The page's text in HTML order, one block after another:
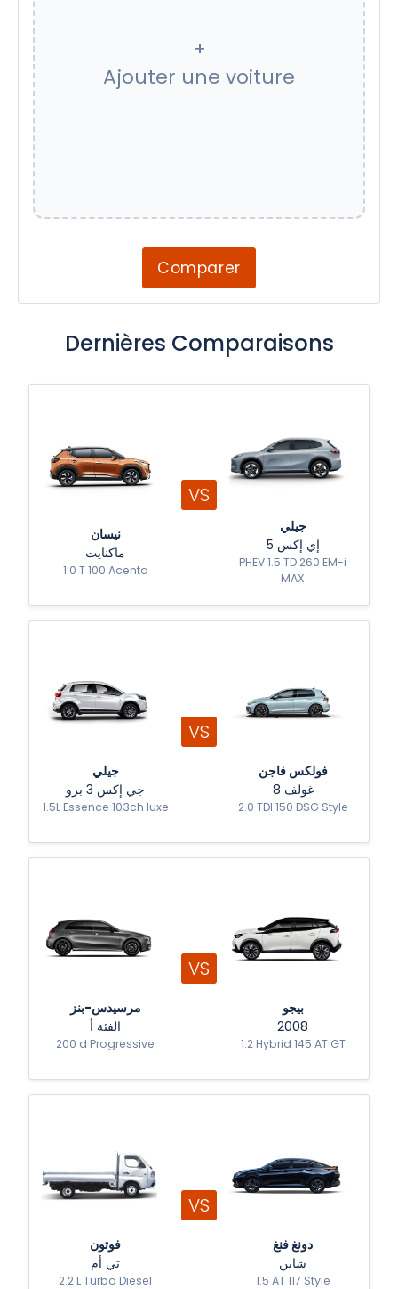
+
Ajouter une voiture
Comparer
Dernières Comparaisons
نيسان
ماكنايت
1.0 T 100 Acenta
VS
جيلي
إي إكس 5
PHEV 1.5 TD 260 EM-i
MAX
جيلي
جي إكس 3 برو
1.5L Essence 103ch luxe
VS
فولكس فاجن
غولف 8
2.0 TDI 150 DSG Style
مرسيدس-بنز
الفئة أ
200 d Progressive
VS
بيجو
2008
1.2 Hybrid 145 AT GT
فوتون
تي أم
2.2 L Turbo Diesel
VS
دونغ فنغ
شاين
1.5 AT 117 Style